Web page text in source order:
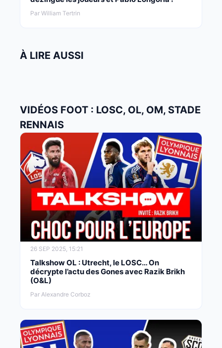
Par William Tertrin
À LIRE AUSSI
VIDÉOS FOOT : LOSC, OL, OM, STADE
RENNAIS
26 SEP 2025, 15:21
Talkshow OL : Utrecht, le LOSC… On
décrypte l’actu des Gones avec Razik Brikh
(O&L)
Par Alexandre Corboz